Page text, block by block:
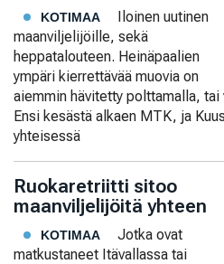
KOTIMAA
Iloinen uutinen
maanviljelijöille, sekä
heppatalouteen. Heinäpaalien
ympäri kierrettävää muovia on
aiemmin hävitetty polttamalla,
Ensi kesästä alkaen MTK, ja
yhteisessä
Ruokaretriitti sitoo
maanviljelijöitä yhteen
KOTIMAA
Jotka ovat
matkustaneet Itävallassa tai